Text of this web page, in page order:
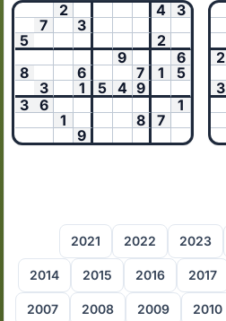
2
3
3
4
2
3
7
2
5
6
9
5
1
7
6
8
9
4
5
1
3
1
6
3
7
8
1
9
2023
2022
2021
2017
2016
2015
2014
2010
2009
2008
2007